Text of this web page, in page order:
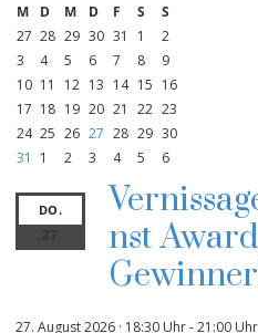
M
D M D F S
S
27 28 29 30 31 1
2
3
4 5 6 7 8
9
10 11 12 13 14 15 16
17 18 19 20 21 22 23
24 25 26 27 28 29 30
31
1 2 3 4 5 6
DO.
nst Award
27. August 2026 · 18:30 Uhr-21:00 Uhr